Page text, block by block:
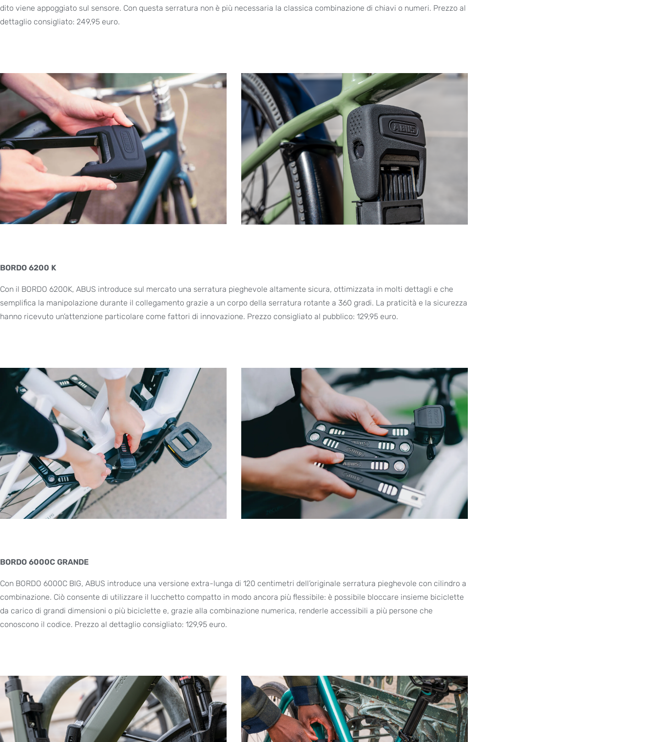
dito viene appoggiato sul sensore. Con questa serratura non è più necessaria la classica combinazione di chiavi o numeri. Prezzo al
dettaglio consigliato: 249,95 euro.
BORDO 6200 K
Con il BORDO 6200K, ABUS introduce sul mercato una serratura pieghevole altamente sicura, ottimizzata in molti dettagli e che
semplifica la manipolazione durante il collegamento grazie a un corpo della serratura rotante a 360 gradi. La praticità e la sicurezza
hanno ricevuto un’attenzione particolare come fattori di innovazione. Prezzo consigliato al pubblico: 129,95 euro.
BORDO 6000C GRANDE
Con BORDO 6000C BIG, ABUS introduce una versione extra-lunga di 120 centimetri dell’originale serratura pieghevole con cilindro a
combinazione. Ciò consente di utilizzare il lucchetto compatto in modo ancora più flessibile: è possibile bloccare insieme biciclette
da carico di grandi dimensioni o più biciclette e, grazie alla combinazione numerica, renderle accessibili a più persone che
conoscono il codice. Prezzo al dettaglio consigliato: 129,95 euro.